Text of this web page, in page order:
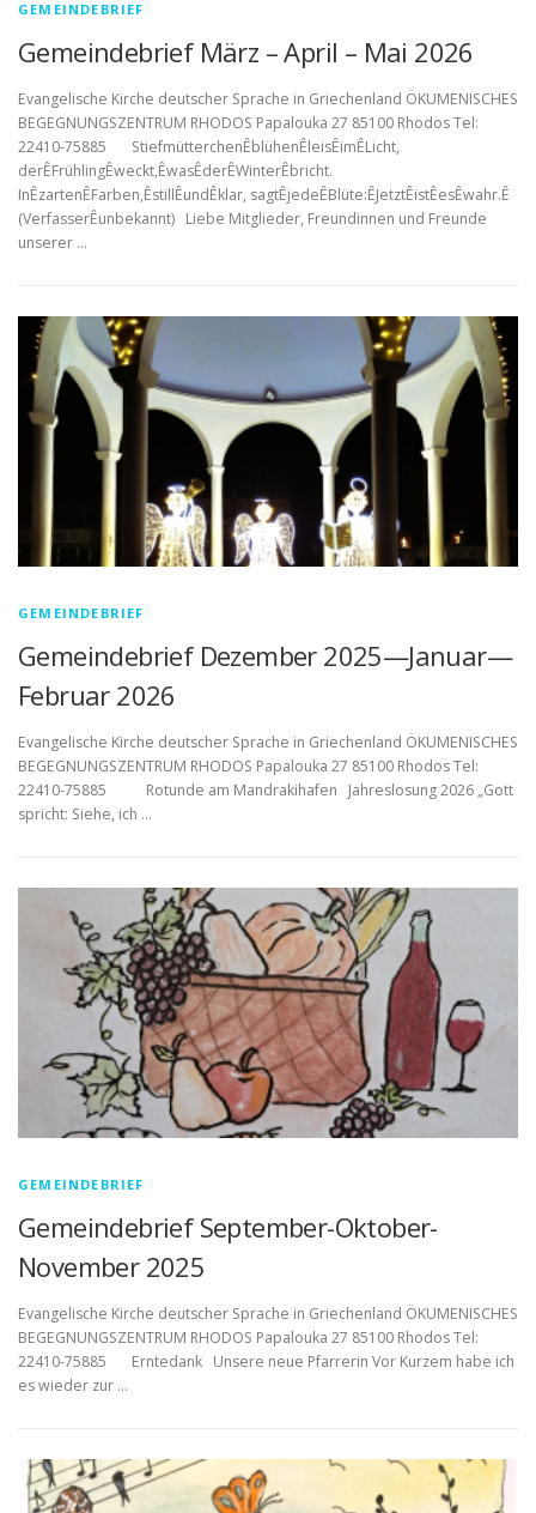
GEMEINDEBRIEF
Gemeindebrief März – April – Mai 2026
Evangelische Kirche deutscher Sprache in Griechenland ÖKUMENISCHES
BEGEGNUNGSZENTRUM RHODOS Papalouka 27 85100 Rhodos Tel:
22410-75885 StiefmütterchenÊblühenÊleisÊimÊLicht,
derÊFrühlingÊweckt,ÊwasÊderÊWinterÊbricht.
InÊzartenÊFarben,ÊstillÊundÊklar, sagtÊjedeÊBlüte:ÊJetztÊistÊesÊwahr.Ê
(VerfasserÊunbekannt) Liebe Mitglieder, Freundinnen und Freunde
unserer …
GEMEINDEBRIEF
Gemeindebrief Dezember 2025—Januar—
Februar 2026
Evangelische Kirche deutscher Sprache in Griechenland ÖKUMENISCHES
BEGEGNUNGSZENTRUM RHODOS Papalouka 27 85100 Rhodos Tel:
22410-75885 Rotunde am Mandrakihafen Jahreslosung 2026 „Gott
spricht: Siehe, ich …
GEMEINDEBRIEF
Gemeindebrief September-Oktober-
November 2025
Evangelische Kirche deutscher Sprache in Griechenland ÖKUMENISCHES
BEGEGNUNGSZENTRUM RHODOS Papalouka 27 85100 Rhodos Tel:
22410-75885 Erntedank Unsere neue Pfarrerin Vor Kurzem habe ich
es wieder zur …